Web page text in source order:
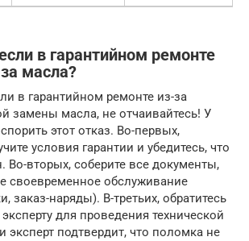
в гарантийном ремонте
масла?
в гарантийном ремонте из-за
замены масла, не отчаивайтесь! У
этот отказ. Во-первых,
условия гарантии и убедитесь, что
Во-вторых, соберите все документы,
своевременное обслуживание
заказ-наряды). В-третьих, обратитесь
для проведения технической
эксперт подтвердит, что поломка не